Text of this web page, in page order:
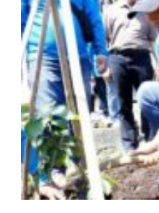
n
g
k
u
n
g
a
n